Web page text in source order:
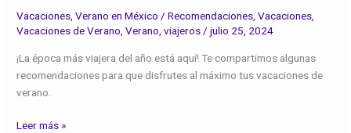
Vacaciones ,Verano en México /Recomendaciones ,Vacaciones
Vacaciones de Verano ,Verano ,viajeros /julio 25, 2024
¡La época más viajera del año está aquí! Te compartimos algunas
recomendaciones para que disfrutes al máximo tus vacaciones de
verano.
Leer más »